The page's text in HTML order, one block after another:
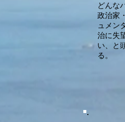
どんな
政治家
ュメン
治に失
い、と
る。